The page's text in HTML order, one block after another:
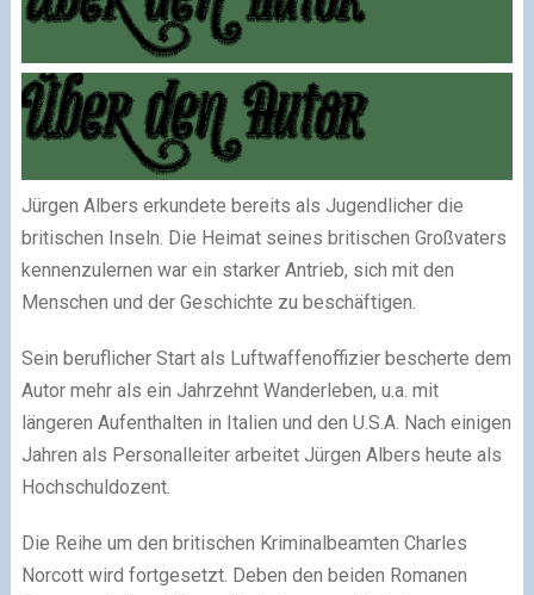
Jürgen Albers erkundete bereits als Jugendlicher die
britischen Inseln. Die Heimat seines britischen Großvaters
kennenzulernen war ein starker Antrieb, sich mit den
Menschen und der Geschichte zu beschäftigen.
Sein beruflicher Start als Luftwaffenoffizier bescherte dem
Autor mehr als ein Jahrzehnt Wanderleben, u.a. mit
längeren Aufenthalten in Italien und den U.S.A. Nach einigen
Jahren als Personalleiter arbeitet Jürgen Albers heute als
Hochschuldozent.
Die Reihe um den britischen Kriminalbeamten Charles
Norcott wird fortgesetzt. Deben den beiden Romanen